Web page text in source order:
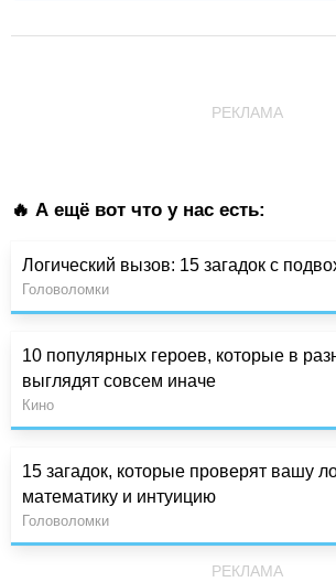
РЕКЛАМА
🔥 А ещё вот что у нас есть:
Логический вызов: 15 загадок с
Головоломки
10 популярных героев, которые в
выглядят совсем иначе
Кино
15 загадок, которые проверят вашу
математику и интуицию
Головоломки
РЕКЛАМА